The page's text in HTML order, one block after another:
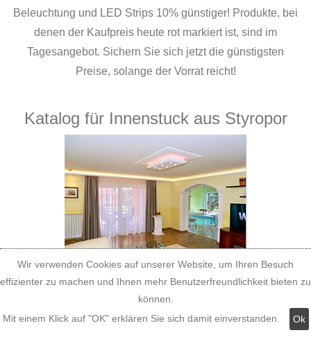
Beleuchtung und LED Strips 10% günstiger! Produkte, bei
denen der Kaufpreis heute rot markiert ist, sind im
Tagesangebot. Sichern Sie sich jetzt die günstigsten
Preise, solange der Vorrat reicht!
Katalog für Innenstuck aus Styropor
Wir verwenden Cookies auf unserer Website, um Ihren Besuch
effizienter zu machen und Ihnen mehr Benutzerfreundlichkeit bieten zu
können.
Mit einem Klick auf "OK" erklären Sie sich damit einverstanden.
Ok